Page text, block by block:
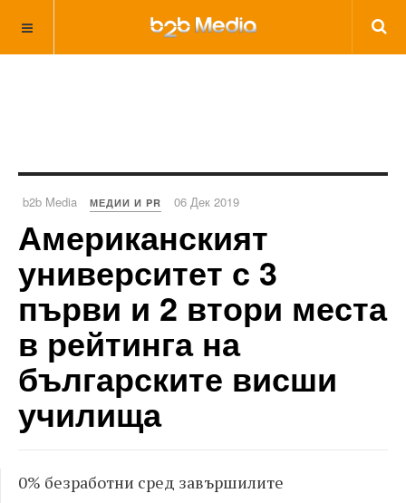
b2b Media МЕДИИ И PR 06 Дек 2019
Американският
университет с 3
първи и 2 втори места
в рейтинга на
българските висши
училища
0% безработни сред завършилите